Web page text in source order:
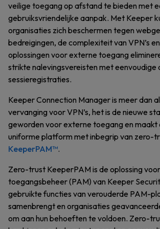
veilige toegang op afstand te bieden met
gebruiksvriendelijke aanpak. Met Keeper
organisaties zich beschermen tegen
bedreigingen, de complexiteit van VPN’s
oplossingen voor externe toegang
strikte nalevingsvereisten met eenvoudige
sessieregistraties.
Keeper Connection Manager is meer dan
vervanging voor VPN’s, het is de nieuwe
geworden voor externe toegang en maakt
uniforme platform met inbegrip van zero-
KeeperPAM™.
Zero-trust KeeperPAM is de oplossing
toegangsbeheer (PAM) van Keeper
gebruikte functies van verouderde PAM-
samenbrengt en organisaties
om aan hun behoeften te voldoen. Zero-